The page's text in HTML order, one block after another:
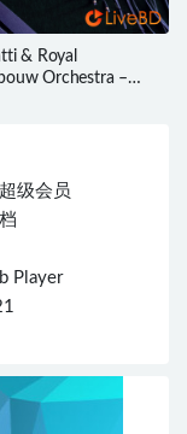
& Royal
Orchestra –
级会员
Player